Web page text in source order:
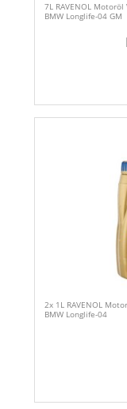
7L RAVENOL
BMW Longlife-04 GM
2x 1L RAVENOL
BMW Longlife-04